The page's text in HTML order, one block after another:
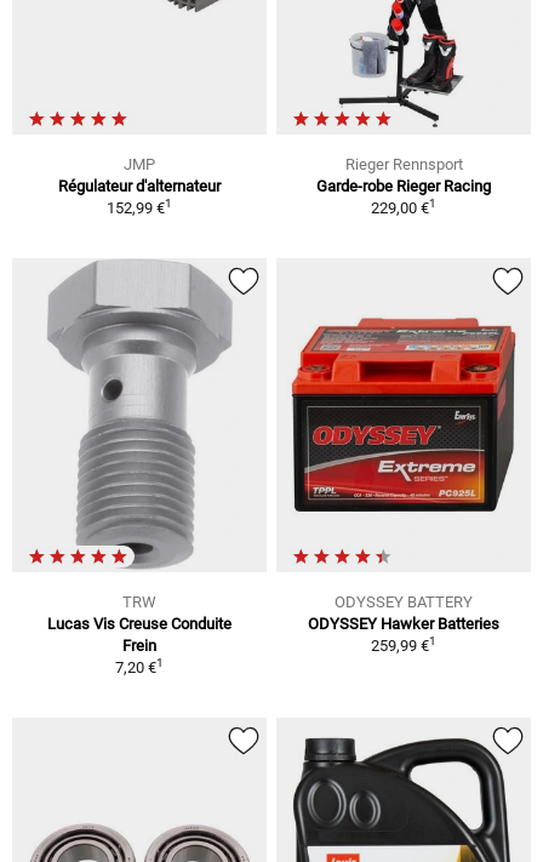
JMP
Régulateur d'alternateur
152,99 €1
Rieger Rennsport
Garde-robe Rieger Racing
229,00 €1
TRW
Lucas Vis Creuse Conduite
Frein
7,20 €1
ODYSSEY BATTERY
ODYSSEY Hawker Batteries
259,99 €1